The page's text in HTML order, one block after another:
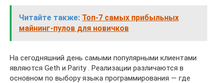
Читайте также: Топ-7 самых прибыльных
майнинг-пулов для новичков
На сегодняшний день самыми популярными клиентами
являются Geth и Parity . Реализации различаются в
основном по выбору языка программирования — где